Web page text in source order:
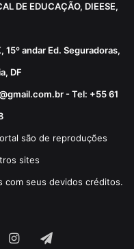
DE EDUCAÇÃO, DIEESE,
15º andar Ed. Seguradoras,
DF
- Tel: +55 61
são de reproduções
sites
com seus devidos créditos.
Instagram